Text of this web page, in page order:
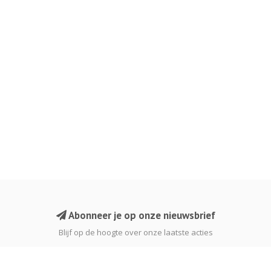
Abonneer je op onze nieuwsbrief
Blijf op de hoogte over onze laatste acties